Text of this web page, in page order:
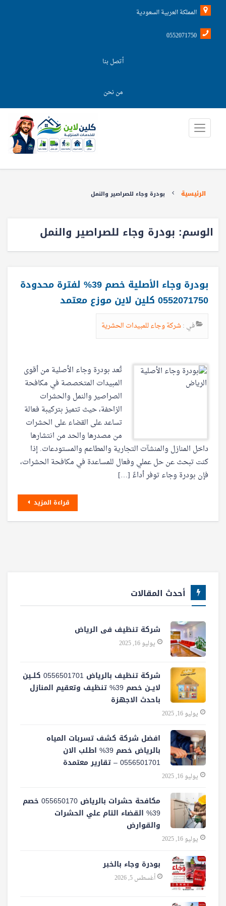
المملكة العربية السعودية
0552071750
أتصل بنا
من نحن
الرئيسية بودرة وجاء للصراصير والنمل
الوسم: بودرة وجاء للصراصير والنمل
بودرة وجاء الأصلية خصم 39% لفترة محدودة
0552071750 كلين لاين موزع معتمد
في :شركة وجاء للمبيدات الحشرية
تُعد بودرة وجاء الأصلية من أقوى
المبيدات المتخصصة في مكافحة
الصراصير والنمل والحشرات
الزاحفة، حيث تتميز بتركيبة فعالة
تساعد على القضاء على الحشرات
من مصدرها والحد من انتشارها
داخل المنازل والمنشآت التجارية والمطاعم والمستودعات. إذا
كنت تبحث عن حل عملي وفعال للمساعدة في مكافحة الحشرات،
فإن بودرة وجاء توفر أداءً […]
قراءة المزيد
أحدث المقالات
شركة تنظيف فى الرياض
يوليو 16, 2025
شركة تنظيف بالرياض 0556501701 كلــين
لايــن خصم 39% تنظيف وتعقيم المنازل
باحدث الاجهزة
يوليو 16, 2025
افضل شركة كشف تسربات المياه
بالرياض خصم 39% اطلب الان
0556501701‬‏ – تقارير معتمدة
يوليو 16, 2025
مكافحة حشرات بالرياض 055650170 خصم
39% القضاء التام علي الحشرات
والقوارض
يوليو 16, 2025
بودرة وجاء بالخبر
أغسطس 5, 2026